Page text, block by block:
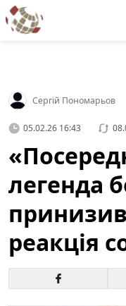
Сергій Пономарьов
05.02.26 16:43
легенда
реакція